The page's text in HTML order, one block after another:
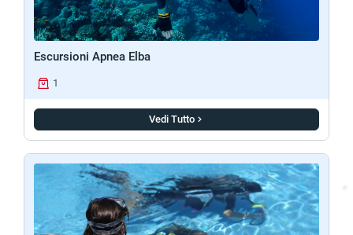
Escursioni Apnea Elba
1
Vedi Tutto